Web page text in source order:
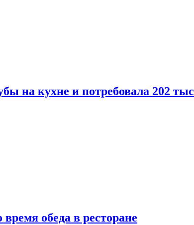
на кухне и потребовала 202
обеда в ресторане